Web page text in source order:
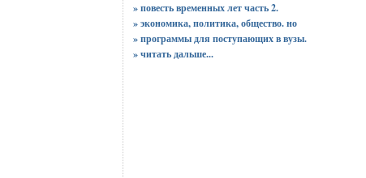
» повесть временных лет часть 2.
» экономика, политика, общество. но
» программы для поступающих в вузы.
»читать дальше...